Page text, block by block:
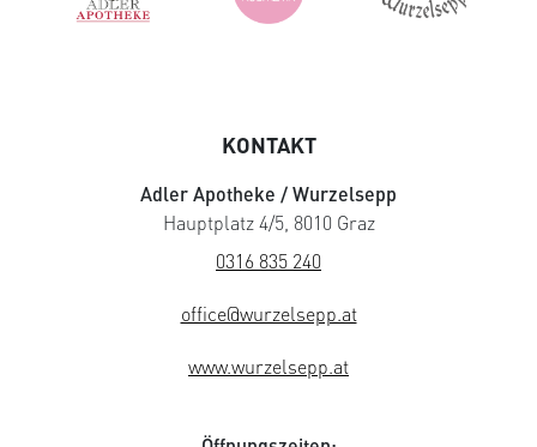
KONTAKT
Adler Apotheke / Wurzelsepp
Hauptplatz 4/5, 8010 Graz
0316 835 240
office@wurzelsepp.at
www.wurzelsepp.at